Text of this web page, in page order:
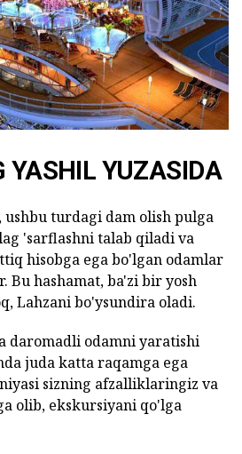
YASHIL YUZASIDA
turdagi dam olish pulga
'sarflashni talab qiladi va
hisobga ega bo'lgan odamlar
Bu hashamat, ba'zi bir yosh
Lahzani bo'ysundira oladi.
daromadli odamni yaratishi
juda katta raqamga ega
sizning afzalliklaringiz va
olib, ekskursiyani qo'lga